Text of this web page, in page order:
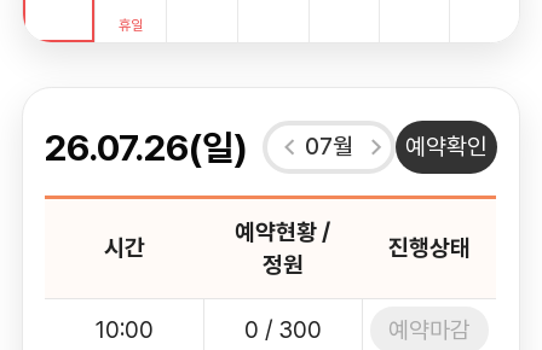
휴일
26.07.26(일) 07월 예약확인
시간
예약현황 /
정원
진행상태
10:00 0 / 300 예약마감